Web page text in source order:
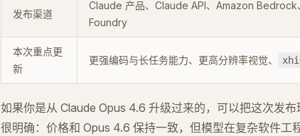
发布渠道
Claude 产品、Claude API、Amazon
Foundry
本次重点更
新
更强编码与长任务能力、更高分辨率视觉、
如果你是从 Claude Opus 4.6 升级过来的，可以把这次发
很明确：价格和 Opus 4.6 保持一致，但模型在复杂软件工